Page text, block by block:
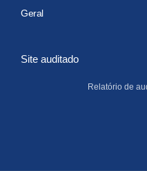
Geral
Site auditado
Relatório de